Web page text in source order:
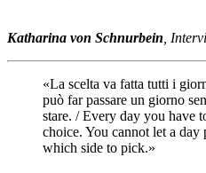
Katharina von Schnurbein ,
«La scelta va fatta tutti i
può far passare un giorno
stare. / Every day you have
choice. You cannot let a
which side to pick.»